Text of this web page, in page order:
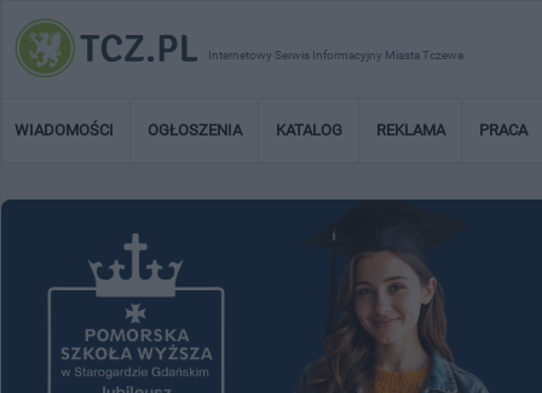
Internetowy Serwis Informacyjny Miasta Tczewa
WIADOMOŚCI OGŁOSZENIA KATALOG REKLAMA PRACA